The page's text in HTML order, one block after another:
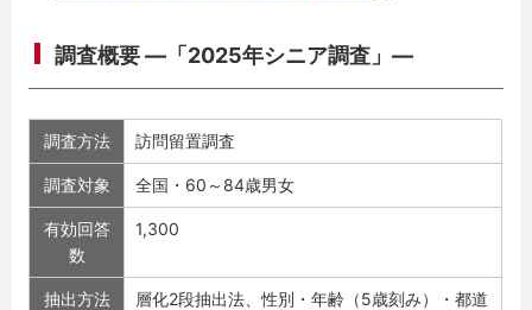
調査概要 ―「2025年シニア調査」―
調査方法 訪問留置調査
調査対象 全国・60～84歳男女
有効回答
数
1,300
抽出方法
層化2段抽出法、性別・年齢（5歳刻み）・都道